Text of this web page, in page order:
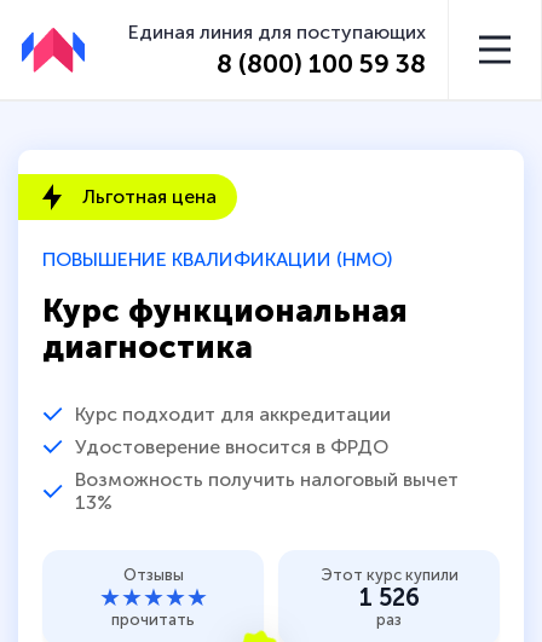
Единая линия для поступающих
8 (800) 100 59 38
ПОВЫШЕНИЕ КВАЛИФИКАЦИИ (НМО)
Курс функциональная
диагностика
Курс подходит для аккредитации
Удостоверение вносится в ФРДО
Возможность получить налоговый вычет
13%
Льготная цена
Отзывы
★★★★★
прочитать
Этот курс купили
1 526
раз